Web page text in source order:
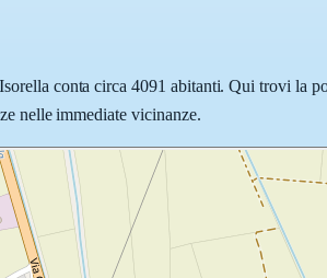
conta circa 4091 abitanti. Qui trovi la
nelle immediate vicinanze.